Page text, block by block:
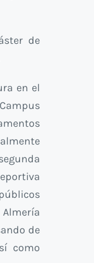
de
en el
de
como